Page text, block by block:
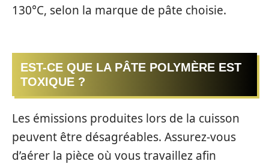
130°C, selon la marque de pâte choisie.
EST-CE QUE LA PÂTE POLYMÈRE EST
TOXIQUE ?
Les émissions produites lors de la cuisson
peuvent être désagréables. Assurez-vous
d’aérer la pièce où vous travaillez afin